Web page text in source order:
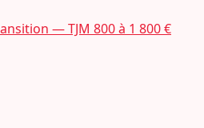
— TJM 800 à 1 800 €